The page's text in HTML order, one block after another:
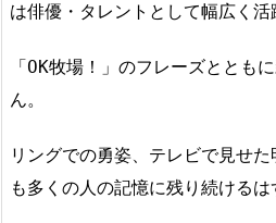
は俳優・タレントとして幅広く活
「OK牧場！」のフレーズととも
ん。
リングでの勇姿、テレビで見せ
も多くの人の記憶に残り続けるは